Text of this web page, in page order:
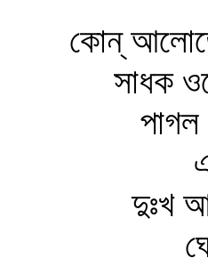
কোন্‌ আলোতে
সাধক ওগো,
পাগল
এই
দুঃখ আঘাত
ঘোর